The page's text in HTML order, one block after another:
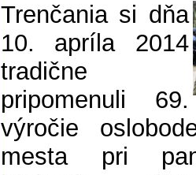
Trenčania si dňa
10. apríla 2014
tradične
pripomenuli 69.
výročie
mesta pri